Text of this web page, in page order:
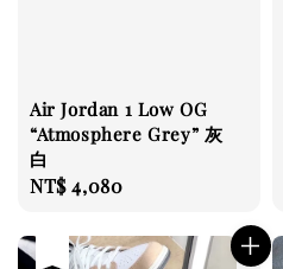
Air Jordan 1 Low OG
“Atmosphere Grey” 灰
白
Regular
NT$ 4,080